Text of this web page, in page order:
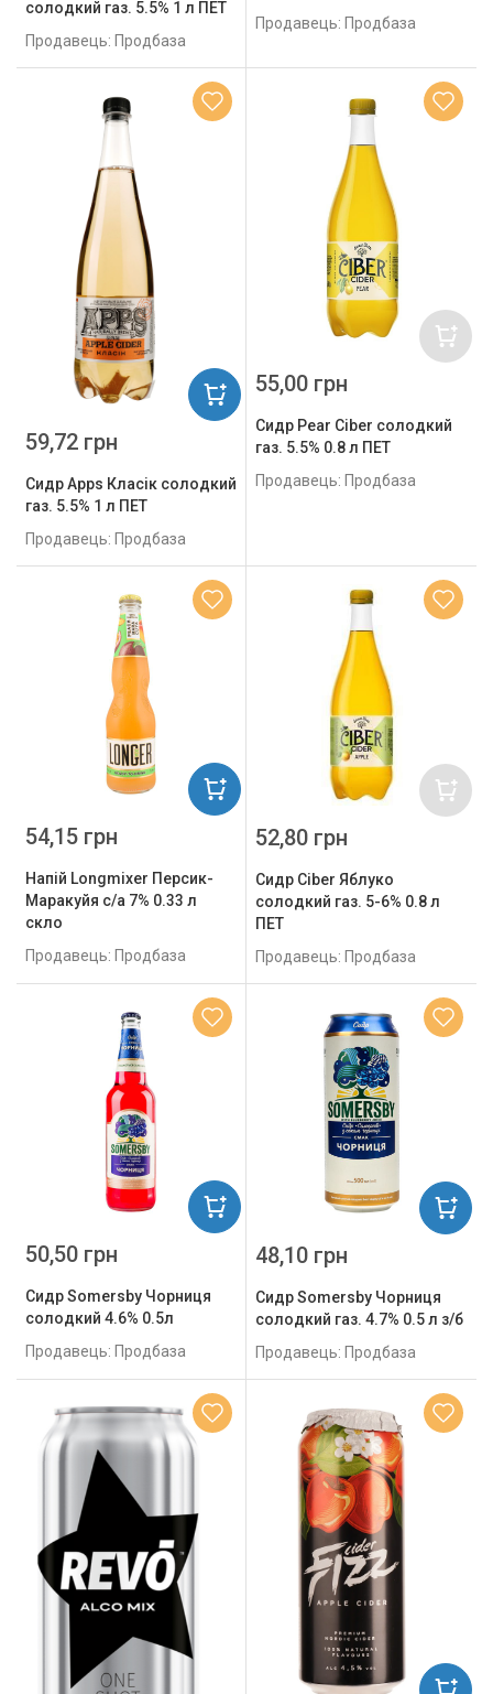
солодкий газ. 5.5% 1 л ПЕТ
Продавець: Продбаза
Продавець: Продбаза
Сидр Apps Класік солодкий
газ. 5.5% 1 л ПЕТ
Продавець: Продбаза
59,72 грн
Сидр Pear Ciber солодкий
газ. 5.5% 0.8 л ПЕТ
Продавець: Продбаза
55,00 грн
Напій Longmixer Персик-
Маракуйя с/а 7% 0.33 л
скло
Продавець: Продбаза
54,15 грн
Сидр Ciber Яблуко
солодкий газ. 5-6% 0.8 л
ПЕТ
Продавець: Продбаза
52,80 грн
Сидр Somersby Чорниця
солодкий 4.6% 0.5л
Продавець: Продбаза
50,50 грн
Сидр Somersby Чорниця
солодкий газ. 4.7% 0.5 л з/б
Продавець: Продбаза
48,10 грн